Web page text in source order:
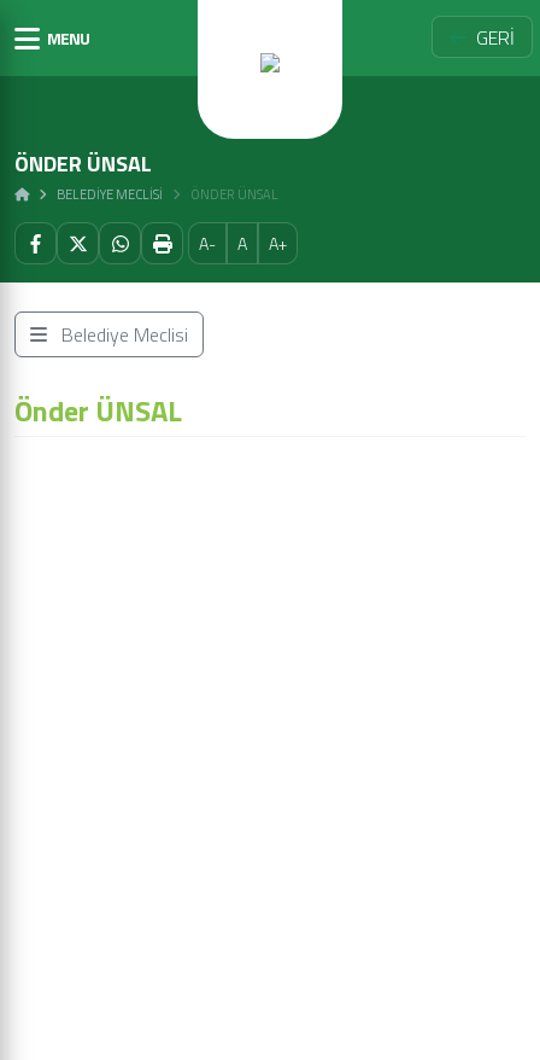
MENU
ÖNDER ÜNSAL
BELEDIYE MECLISI ÖNDER ÜNSAL
A- A A+
GERİ
Belediye Meclisi
Önder ÜNSAL